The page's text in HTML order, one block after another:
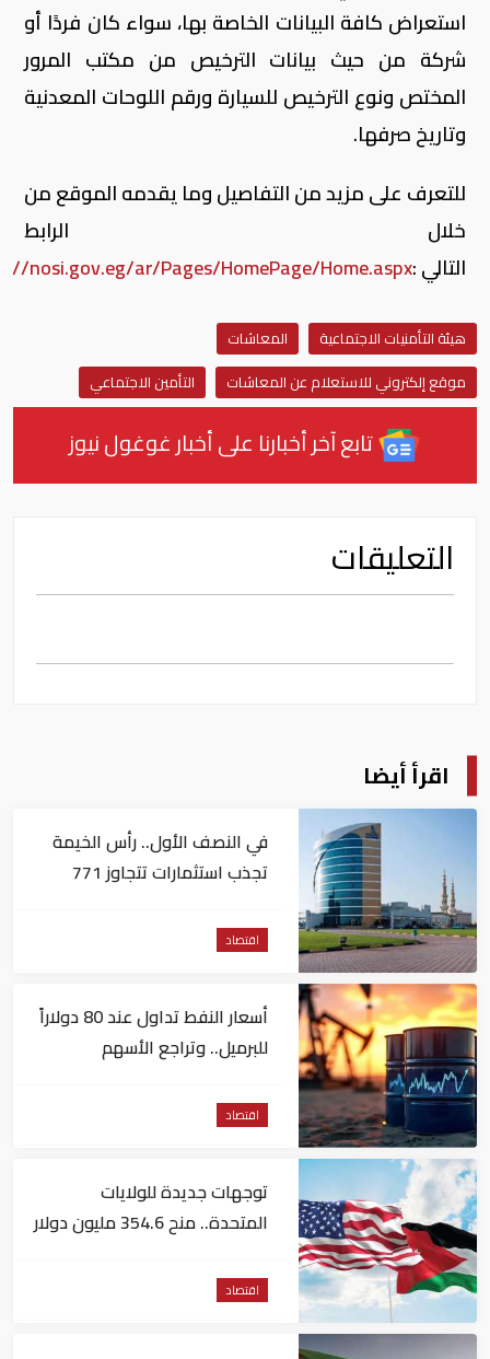
استعراض كافة البيانات الخاصة بها، سواء كان فردًا أو
شركة من حيث بيانات الترخيص من مكتب المرور
المختص ونوع الترخيص للسيارة ورقم اللوحات المعدنية
وتاريخ صرفها.
للتعرف على مزيد من التفاصيل وما يقدمه الموقع من
خلال الرابط
التالي:
nosi.gov.eg/ar/Pages/HomePage/Home.aspx
هيئة التأمنيات الاجتماعية
المعاشات
موقع إلكتروني للاستعلام عن المعاشات
التأمين الاجتماعي
تابع آخر أخبارنا على أخبار غوغول نيوز
التعليقات
اقرأ أيضا
في النصف الأول.. رأس الخيمة
تجذب استثمارات تتجاوز 771
اقتصاد
أسعار النفط تداول عند 80 دولاراً
للبرميل.. وتراجع الأسهم
اقتصاد
توجهات جديدة للولايات
المتحدة.. منح 354.6 مليون دولار
اقتصاد